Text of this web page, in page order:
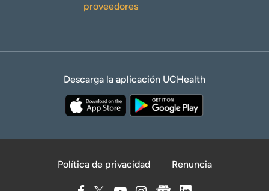
proveedores
Descarga la aplicación UCHealth
Política de privacidad Renuncia